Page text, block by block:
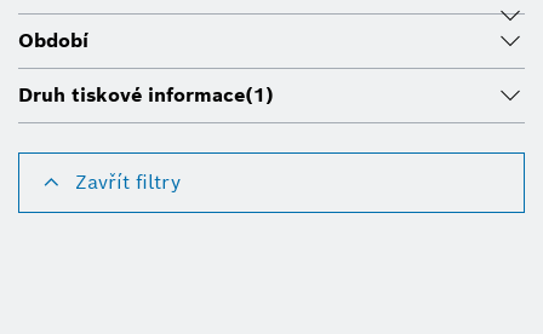
Období
Druh tiskové informace(1)
Zavřít filtry